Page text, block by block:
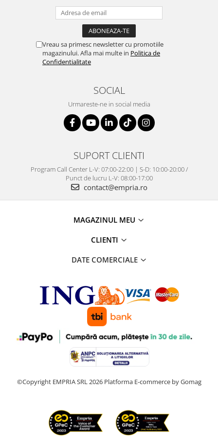
Vreau sa primesc newsletter cu promotiile
magazinului. Afla mai multe in Politica de
Confidentialitate
SOCIAL
Urmareste-ne in social media
SUPORT CLIENTI
Program Call Center L-V: 07:00-22:00 | S-D: 10:00-20:00 /
Punct de lucru L-V: 08:00-17:00
contact@empria.ro
MAGAZINUL MEU
CLIENTI
DATE COMERCIALE
©Copyright EMPRIA SRL 2026 Platforma E-commerce by Gomag